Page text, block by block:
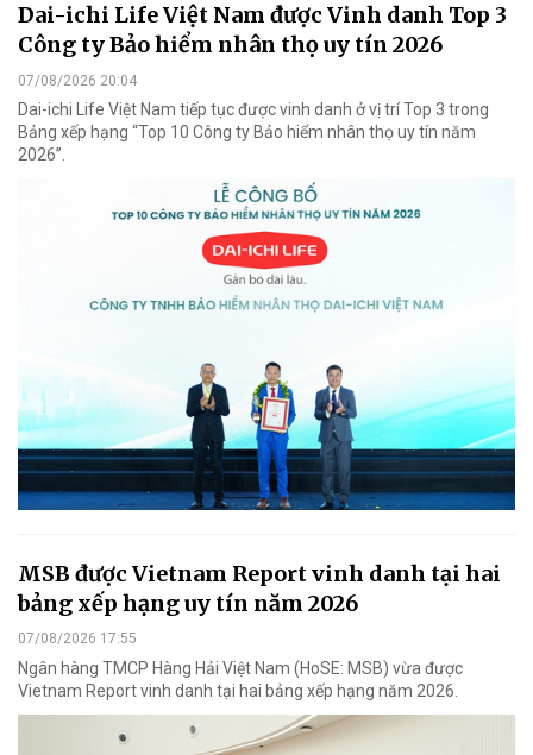
Dai-ichi Life Việt Nam được Vinh danh Top 3
Công ty Bảo hiểm nhân thọ uy tín 2026
07/08/2026 20:04
Dai-ichi Life Việt Nam tiếp tục được vinh danh ở vị trí Top 3 trong
Bảng xếp hạng “Top 10 Công ty Bảo hiểm nhân thọ uy tín năm
2026”.
MSB được Vietnam Report vinh danh tại hai
bảng xếp hạng uy tín năm 2026
07/08/2026 17:55
Ngân hàng TMCP Hàng Hải Việt Nam (HoSE: MSB) vừa được
Vietnam Report vinh danh tại hai bảng xếp hạng năm 2026.